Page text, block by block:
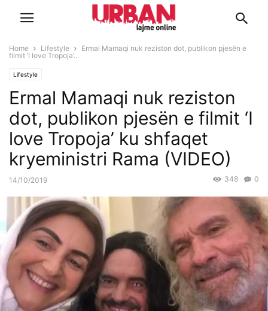
Home Lifestyle
Ermal Mamaqi nuk reziston dot, publikon pjesën e
filmit ‘I love Tropoja’...
Lifestyle
Ermal Mamaqi nuk reziston
dot, publikon pjesën e filmit ‘I
love Tropoja’ ku shfaqet
kryeministri Rama (VIDEO)
14/10/2019 0
348